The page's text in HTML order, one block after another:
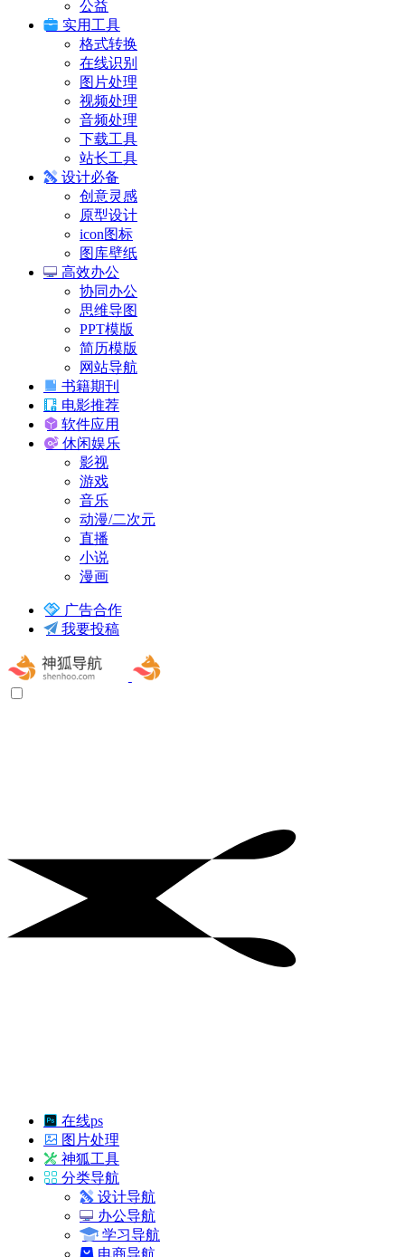
公益
实用工具
格式转换
在线识别
图片处理
视频处理
音频处理
下载工具
站长工具
设计必备
创意灵感
原型设计
icon图标
图库壁纸
高效办公
协同办公
思维导图
PPT模版
简历模版
网站导航
书籍期刊
电影推荐
软件应用
休闲娱乐
影视
游戏
音乐
动漫/二次元
直播
小说
漫画
广告合作
我要投稿
在线ps
图片处理
神狐工具
分类导航
设计导航
办公导航
学习导航
电商导航